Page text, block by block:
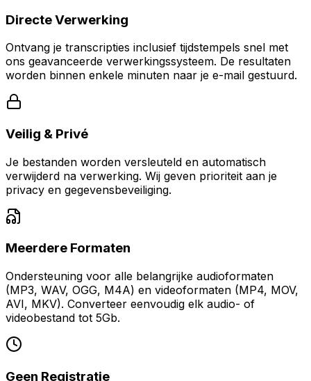
Directe Verwerking
Ontvang je transcripties inclusief tijdstempels snel met
ons geavanceerde verwerkingssysteem. De resultaten
worden binnen enkele minuten naar je e-mail gestuurd.
Veilig & Privé
Je bestanden worden versleuteld en automatisch
verwijderd na verwerking. Wij geven prioriteit aan je
privacy en gegevensbeveiliging.
Meerdere Formaten
Ondersteuning voor alle belangrijke audioformaten
(MP3, WAV, OGG, M4A) en videoformaten (MP4, MOV,
AVI, MKV). Converteer eenvoudig elk audio- of
videobestand tot 5Gb.
Geen Registratie